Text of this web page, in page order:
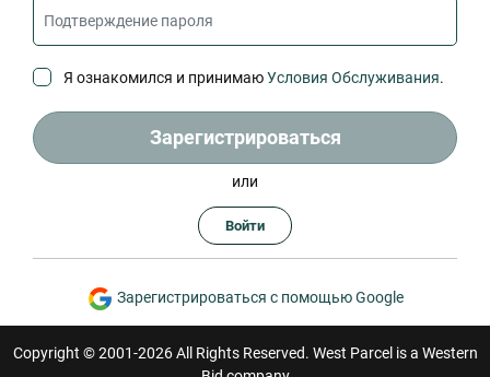
Я ознакомился и принимаюУсловия Обслуживания.
Зарегистрироваться
или
Войти
Зарегистрироваться с помощью Google
Copyright © 2001-2026 All Rights Reserved. West Parcel is a Western